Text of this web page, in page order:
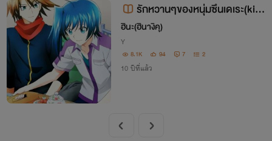
รักหวานๆของหนุ่มซึนเดเระ(kiax
aichi)
ฮินะ(ฮินางิคุ)
Y
8.1K 94 7 2
10 ปีที่แล้ว